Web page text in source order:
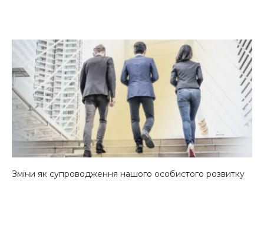
Зміни як супроводження нашого особистого розвитку